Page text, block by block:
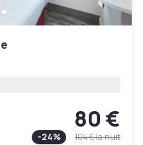
80 €
-24% 104 €la nuit